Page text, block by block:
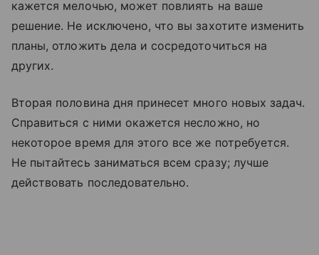
кажется мелочью, может повлиять на ваше
решение. Не исключено, что вы захотите изменить
планы, отложить дела и сосредоточиться на
других.
Вторая половина дня принесет много новых задач.
Справиться с ними окажется несложно, но
некоторое время для этого все же потребуется.
Не пытайтесь заниматься всем сразу; лучше
действовать последовательно.